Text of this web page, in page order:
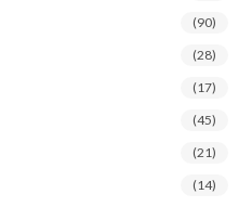
(90)
(28)
(17)
(45)
(21)
(14)